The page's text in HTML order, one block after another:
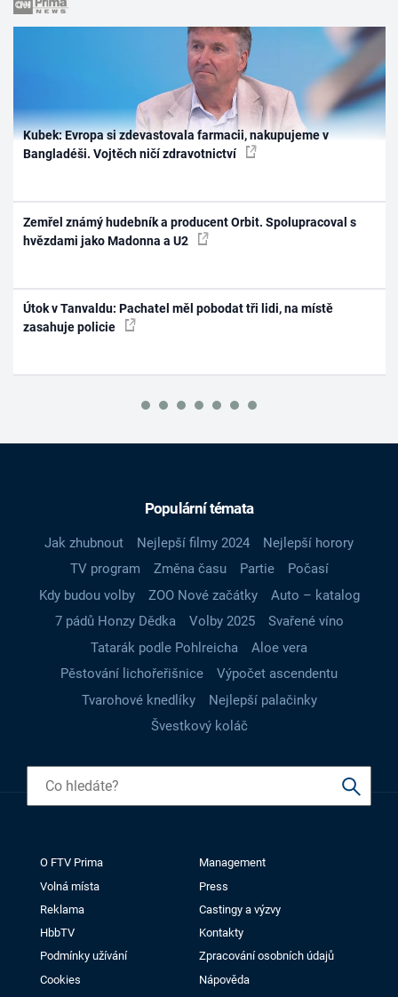
Kubek: Evropa si zdevastovala farmacii, nakupujeme v
Bangladéši. Vojtěch ničí zdravotnictví
Zemřel známý hudebník a producent Orbit. Spolupracoval s
hvězdami jako Madonna a U2
Útok v Tanvaldu: Pachatel měl pobodat tři lidi, na místě
zasahuje policie
Populární témata
Jak zhubnout Nejlepší filmy 2024
Nejlepší horory
TV program
Změna času Partie
Počasí
Kdy budou volby
ZOO Nové začátky
Auto – katalog
7 pádů Honzy Dědka
Volby 2025
Svařené víno
Tatarák podle Pohlreicha
Aloe vera
Pěstování lichořeřišnice
Výpočet ascendentu
Tvarohové knedlíky
Nejlepší palačinky
Švestkový koláč
O FTV Prima
Management
Volná místa
Press
Reklama
Castingy a výzvy
HbbTV
Kontakty
Podmínky užívání
Zpracování osobních údajů
Cookies
Nápověda